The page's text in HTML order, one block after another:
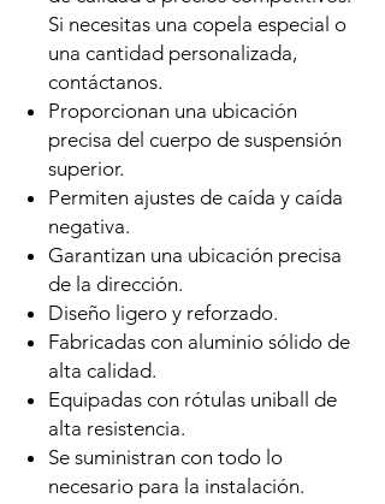
Si necesitas una copela especial o
una cantidad personalizada,
contáctanos.
Proporcionan una ubicación
precisa del cuerpo de suspensión
superior.
Permiten ajustes de caída y caída
negativa.
Garantizan una ubicación precisa
de la dirección.
Diseño ligero y reforzado.
Fabricadas con aluminio sólido de
alta calidad.
Equipadas con rótulas uniball de
alta resistencia.
Se suministran con todo lo
necesario para la instalación.